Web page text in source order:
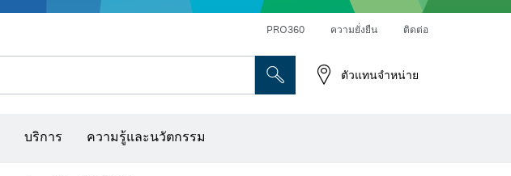
PRO360 ความยั่งยืน ติดต่อ
ตัวแทนจำหน่าย
บริการ ความรู้และนวัตกรรม